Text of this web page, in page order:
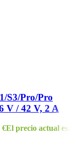
S3/Pro/Pro
V / 42 V, 2 A
€El precio actual es: